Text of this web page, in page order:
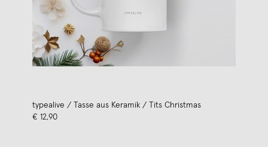
typealive / Tasse aus Keramik / Tits Christmas
€ 12,90